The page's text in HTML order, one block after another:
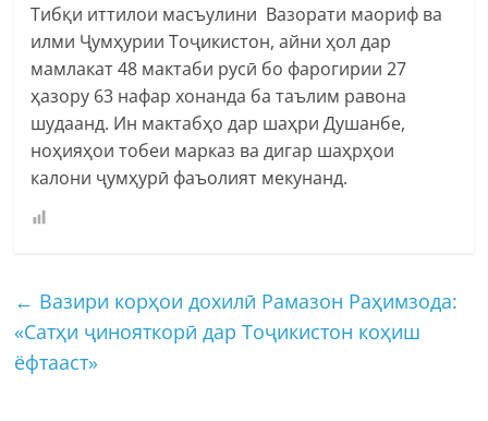
Тибқи иттилои масъулини Вазорати маориф ва
илми Ҷумҳурии Тоҷикистон, айни ҳол дар
мамлакат 48 мактаби русӣ бо фарогирии 27
ҳазору 63 нафар хонанда ба таълим равона
шудаанд. Ин мактабҳо дар шаҳри Душанбе,
ноҳияҳои тобеи марказ ва дигар шаҳрҳои
калони ҷумҳурӣ фаъолият мекунанд.
← Вазири корҳои дохилӣ Рамазон Раҳимзода:
«Сатҳи ҷинояткорӣ дар Тоҷикистон коҳиш
ёфтааст»